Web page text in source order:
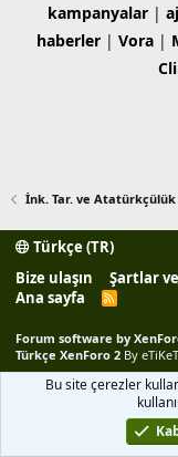
kampanyalar|
haberler| Vora|
İnk. Tar. ve
Türkçe (TR)
Bize ulaşın
Şartlar
Ana sayfa
R
Forum software by
Türkçe XenForo 2 By
Bu site çerezler